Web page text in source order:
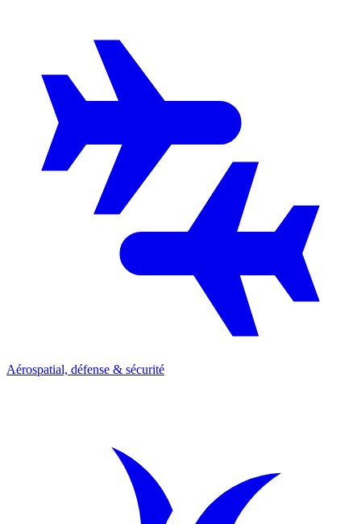
Aérospatial, défense & sécurité